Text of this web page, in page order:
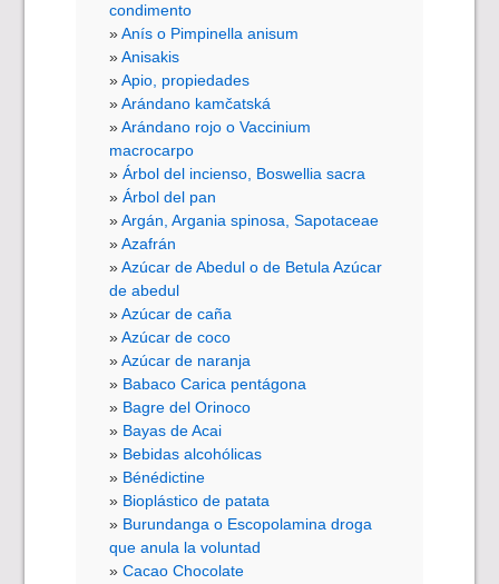
condimento
Anís o Pimpinella anisum
Anisakis
Apio, propiedades
Arándano kamčatská
Arándano rojo o Vaccinium
macrocarpo
Árbol del incienso, Boswellia sacra
Árbol del pan
Argán, Argania spinosa, Sapotaceae
Azafrán
Azúcar de Abedul o de Betula Azúcar
de abedul
Azúcar de caña
Azúcar de coco
Azúcar de naranja
Babaco Carica pentágona
Bagre del Orinoco
Bayas de Acai
Bebidas alcohólicas
Bénédictine
Bioplástico de patata
Burundanga o Escopolamina droga
que anula la voluntad
Cacao Chocolate